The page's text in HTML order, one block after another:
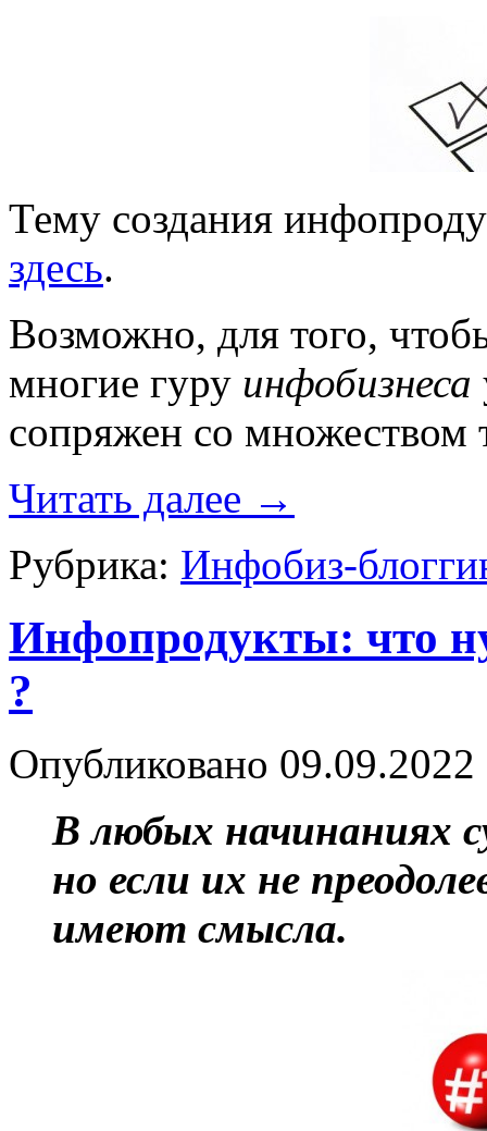
Тему создания
здесь.
Возможно, для того,
многие гуру инфобизнеса
сопряжен со
Читать далее →
Рубрика: Инфобиз-
Инфопродукты: что
?
Опубликовано 09.09.2022
В любых начинаниях
но если их не
имеют смысла.